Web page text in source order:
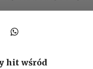
hit wśród